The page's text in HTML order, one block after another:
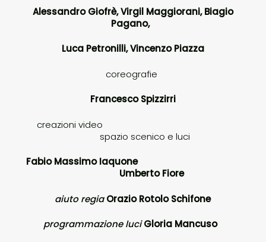
Alessandro Giofrè, Virgil Maggiorani, Biagio
Pagano,
Luca Petronilli, Vincenzo Piazza
coreografie
Francesco Spizzirri
creazioni video
spazio scenico e luci
Fabio Massimo Iaquone
Umberto Fiore
aiuto regia Orazio Rotolo Schifone
programmazione luci Gloria Mancuso